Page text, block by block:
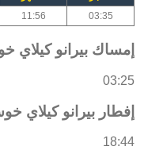
03:35
11:56
إمساك بيرانو كيلاي
03:25
إفطار بيرانو كيلاي
18:44